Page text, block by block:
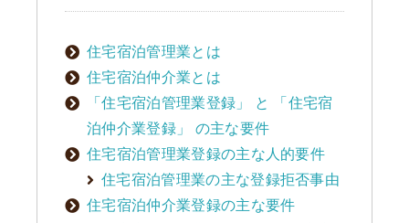
住宅宿泊管理業とは
住宅宿泊仲介業とは
「住宅宿泊管理業登録」 と 「住宅宿
泊仲介業登録」 の主な要件
住宅宿泊管理業登録の主な人的要件
住宅宿泊管理業の主な登録拒否事由
住宅宿泊仲介業登録の主な要件